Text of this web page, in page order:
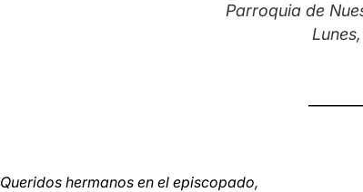
Parroquia de
Queridos hermanos en el episcopado,